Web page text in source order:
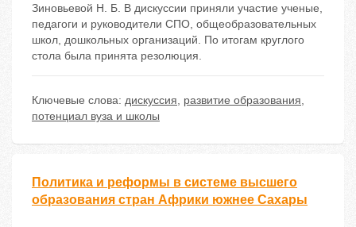
Зиновьевой Н. Б. В дискуссии приняли участие ученые,
педагоги и руководители СПО, общеобразовательных
школ, дошкольных организаций. По итогам круглого
стола была принята резолюция.
Ключевые слова: дискуссия, развитие образования,
потенциал вуза и школы
Политика и реформы в системе высшего
образования стран Африки южнее Сахары